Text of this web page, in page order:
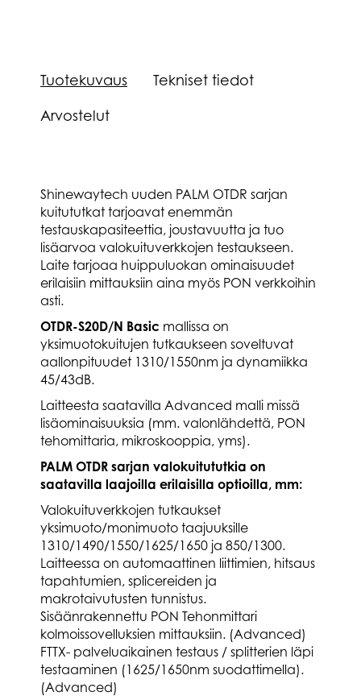
Tuotekuvaus
Tekniset tiedot
Arvostelut
Shinewaytech uuden PALM OTDR sarjan
kuitututkat tarjoavat enemmän
testauskapasiteettia, joustavuutta ja tuo
lisäarvoa valokuituverkkojen testaukseen.
Laite tarjoaa huippuluokan ominaisuudet
erilaisiin mittauksiin aina myös PON verkkoihin
asti.
OTDR-S20D/N Basic mallissa on
yksimuotokuitujen tutkaukseen soveltuvat
aallonpituudet 1310/1550nm ja dynamiikka
45/43dB.
Laitteesta saatavilla Advanced malli missä
lisäominaisuuksia (mm. valonlähdettä, PON
tehomittaria, mikroskooppia, yms).
PALM OTDR sarjan valokuitututkia on
saatavilla laajoilla erilaisilla optioilla, mm:
Valokuituverkkojen tutkaukset
yksimuoto/monimuoto taajuuksille
1310/1490/1550/1625/1650 ja 850/1300.
Laitteessa on automaattinen liittimien, hitsaus
tapahtumien, splicereiden ja
makrotaivutusten tunnistus.
Sisäänrakennettu PON Tehonmittari
kolmoissovelluksien mittauksiin. (Advanced)
FTTX- palveluaikainen testaus / splitterien läpi
testaaminen (1625/1650nm suodattimella).
(Advanced)